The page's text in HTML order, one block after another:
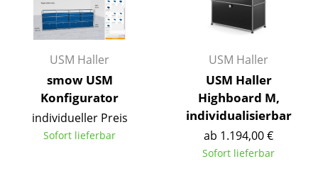
Konferenzstühle
Bürosessel
... alle Sitzmöbel
Tische
USM Haller
smow USM
Konfigurator
individueller Preis
Sofort lieferbar
USM Haller
USM Haller
Highboard M,
individualisierbar
ab 1.194,00 €
Sofort lieferbar